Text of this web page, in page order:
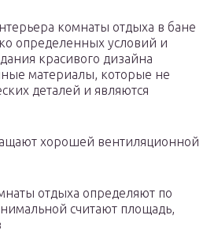
комнаты отдыха в бане
определенных условий и
красивого дизайна
материалы, которые не
деталей и являются
хорошей вентиляционной
отдыха определяют по
считают площадь,